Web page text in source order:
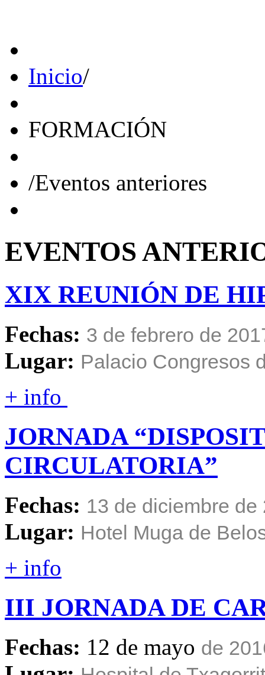
Inicio/
FORMACIÓN
/Eventos anteriores
EVENTOS
XIX REUNIÓN DE
Fechas: 3 de febrero de
Lugar: Palacio Congresos
+ info
JORNADA
CIRCULATORIA”
Fechas: 13 de diciembre de
Lugar: Hotel Muga de
+ info
III JORNADA DE
Fechas: 12 de mayo de